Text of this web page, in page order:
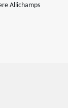
Allichamps